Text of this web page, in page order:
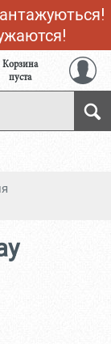
Корзина
пуста